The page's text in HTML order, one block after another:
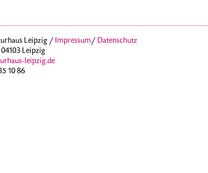
Leipzig / Impressum/ Datenschutz
Leipzig
leipzig.de
10 86